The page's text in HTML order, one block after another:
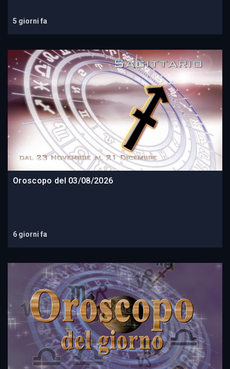
5 giorni fa
Oroscopo del 03/08/2026
6 giorni fa